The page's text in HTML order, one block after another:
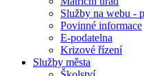
Služby na webu -
Povinné informace
E-podatelna
Krizové řízení
Služby města